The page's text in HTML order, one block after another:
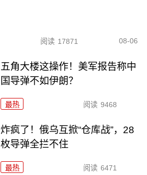
阅读 17871 08-06
五角大楼这操作！美军报告称中
国导弹不如伊朗？
最热 阅读 9468
炸疯了！俄乌互掀“仓库战”，28
枚导弹全拦不住
最热 阅读 6471